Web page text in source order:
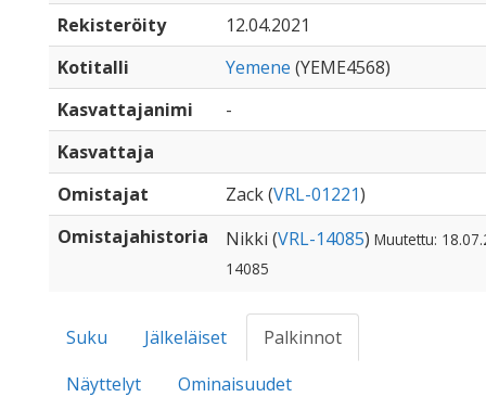
Rekisteröity
12.04.2021
Kotitalli
Yemene (YEME4568)
Kasvattajanimi
-
Kasvattaja
Omistajat
Zack (VRL-01221)
Omistajahistoria
Nikki (VRL-14085) Muutettu:
14085
Suku Jälkeläiset
Palkinnot
Näyttelyt
Ominaisuudet